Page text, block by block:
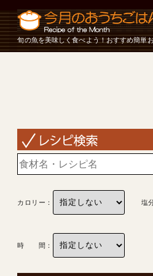
旬の魚を美味しく食べよう！おすすめ簡単
カロリー： 塩分
時 間：